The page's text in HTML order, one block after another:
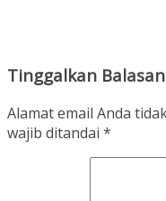
Tinggalkan Balasan
Alamat email Anda
wajib ditandai *